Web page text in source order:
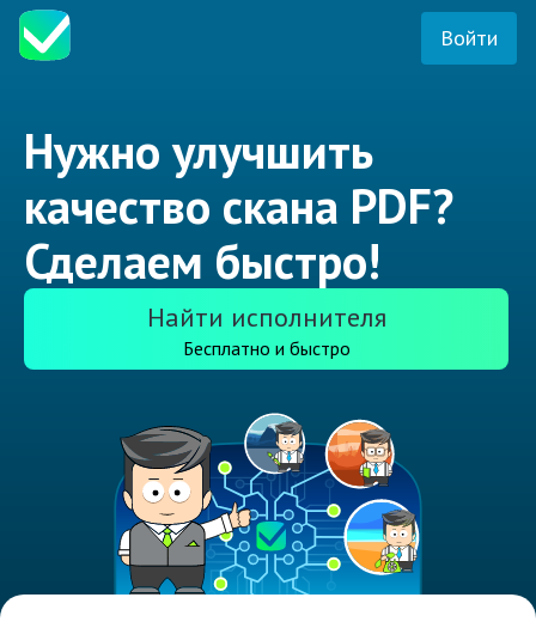
Войти
Нужно улучшить
качество скана PDF?
Сделаем быстро!
Найти исполнителя
Бесплатно и быстро